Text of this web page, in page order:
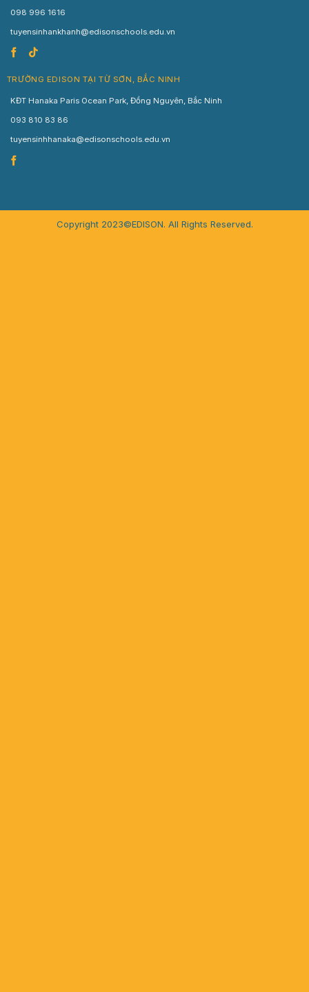
098 996 1616
tuyensinhankhanh@edisonschools.edu.vn
TRƯỜNG EDISON TẠI TỪ SƠN, BẮC NINH
KĐT Hanaka Paris Ocean Park, Đồng Nguyên, Bắc Ninh
093 810 83 86
tuyensinhhanaka@edisonschools.edu.vn
Copyright 2023©EDISON. All Rights Reserved.